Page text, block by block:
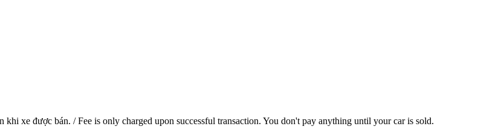
xe được bán. / Fee is only charged upon successful transaction. You don't pay anything until your car is sold.